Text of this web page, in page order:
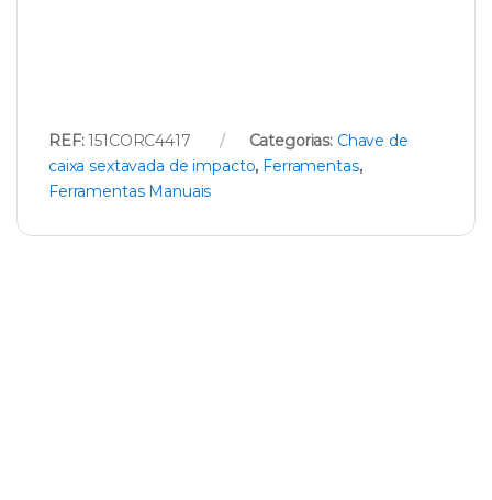
REF:151CORC4417 Categorias: Chave de
caixa sextavada de impacto, Ferramentas,
Ferramentas Manuais